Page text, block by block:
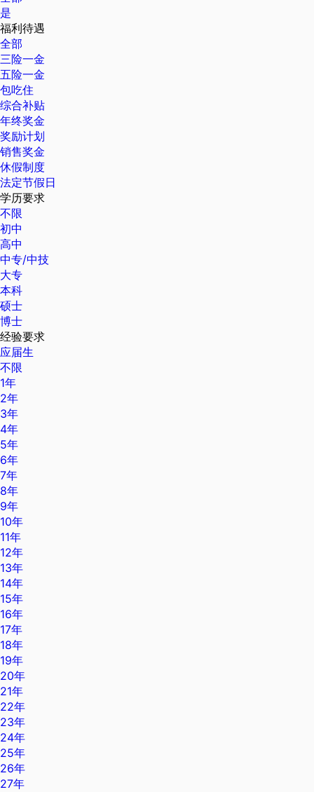
是
福利待遇
全部
三险一金
五险一金
包吃住
综合补贴
年终奖金
奖励计划
销售奖金
休假制度
法定节假日
学历要求
不限
初中
高中
中专/中技
大专
本科
硕士
博士
经验要求
应届生
不限
1年
2年
3年
4年
5年
6年
7年
8年
9年
10年
11年
12年
13年
14年
15年
16年
17年
18年
19年
20年
21年
22年
23年
24年
25年
26年
27年